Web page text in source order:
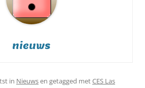
nieuws
in Nieuwsen getagged metCES Las